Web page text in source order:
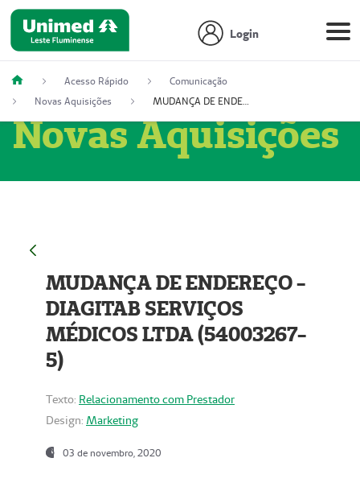
Login
Acesso Rápido
Comunicação
Novas Aquisições
MUDANÇA DE ENDEREÇO - DIAGITAB SERVIÇOS MÉDICOS LTDA (54003267-5)
Novas Aquisições
MUDANÇA DE ENDEREÇO -
DIAGITAB SERVIÇOS
MÉDICOS LTDA (54003267-
5)
Texto: Relacionamento com Prestador
Design: Marketing
03 de novembro, 2020